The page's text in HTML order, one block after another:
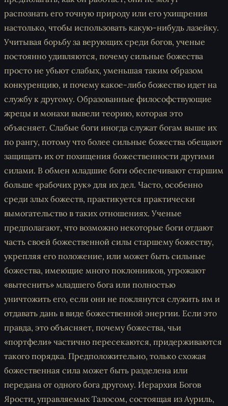
распознать его точную природу или его ухищрения
настолько, чтобы использовать какую-нибудь лазейку.
Учитывая борьбу за верующих среди богов, ученые
постоянно удивляются, почему сильные божества
просто не убьют слабых, уменьшая таким образом
конкуренцию, и почему какое-либо божество идет на
службу к другому. Образованные философствующие
жрецы и монахи вывели теорию, которая это
объясняет. Слабые боги иногда служат богам выше их
по рангу, потому что более сильные божества обещают
защищать их от похищения божественности другими
силами. В обмен младшие боги обеспечивают старшим
больше «рабочих рук» для их дел. Часто, особенно
среди злых божеств, практикуется практически
вымогательство в таких отношениях. Ученые
предполагают, что возможно некоторые боги отдают
часть своей божественной силы старшему божеству,
укрепляя его положение, или может быть сильные
божества, имеющие много поклонников, угрожают
«вытеснить» младшего бога или полностью
уничтожить его, если они не поклянутся служить им и
отдавать дань в виде божественной энергии. Если это
правда, это объясняет, почему божества, чьи
«портфели» частично пересекаются, придерживаются
такого порядка. Предположительно, только схожая
божественная сила может быть разделена или
передана от одного бога другому. Иерархия Богов
Ярости, управляемых Талосом, состоящая из Ауриль,